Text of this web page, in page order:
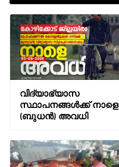
വിദ്യാഭ്യാസ
സ്ഥാപനങ്ങൾക്ക് നാളെ
(ബുധൻ) അവധി